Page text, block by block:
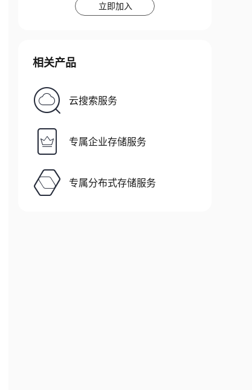
ans)
立即加入
相关产品
云搜索服务
专属企业存储服务
专属分布式存储服务